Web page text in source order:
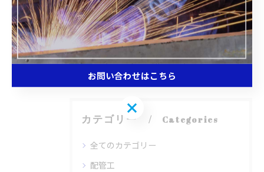
2026/05/31
1 2 3 4 5
カテゴリー Categories
全てのカテゴリー
配管工
お問い合わせはこちら
お問い合わせはこちら